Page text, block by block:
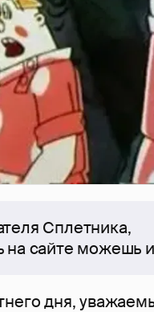
Сплетника,
на сайте можешь
дня,